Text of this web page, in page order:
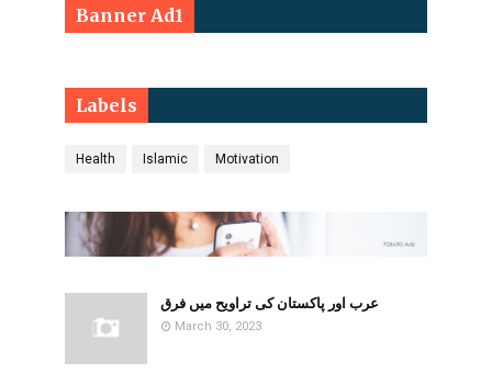
Banner Ad1
Labels
Health Islamic Motivation
عرب اور پاکستان کی تراویح میں فرق
March 30, 2023